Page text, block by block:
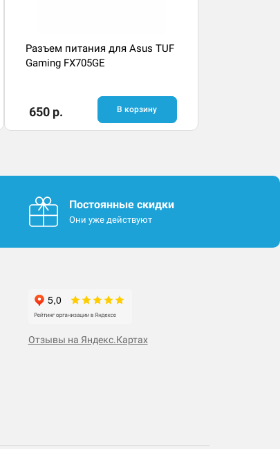
Разъем питания для Asus TUF
Gaming FX705GE
650 р. В корзину
Постоянные скидки
Они уже действуют
Отзывы на Яндекс.Картах